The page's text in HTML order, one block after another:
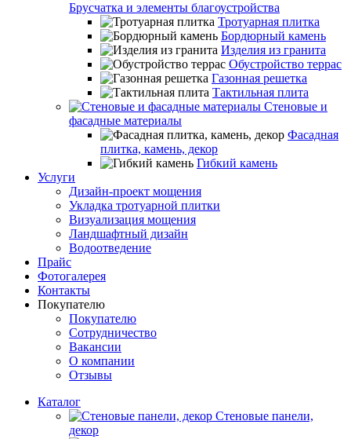
Брусчатка и элементы благоустройства
Тротуарная плитка
Бордюрный камень
Изделия из гранита
Обустройство террас
Газонная решетка
Тактильная плита
Стеновые и
фасадные материалы
Фасадная
плитка, камень, декор
Гибкий камень
Услуги
Дизайн-проект мощения
Укладка тротуарной плитки
Визуализация мощения
Ландшафтный дизайн
Водоотведение
Прайс
Фотогалерея
Контакты
Покупателю
Покупателю
Сотрудничество
Вакансии
О компании
Отзывы
Каталог
Стеновые панели,
декор